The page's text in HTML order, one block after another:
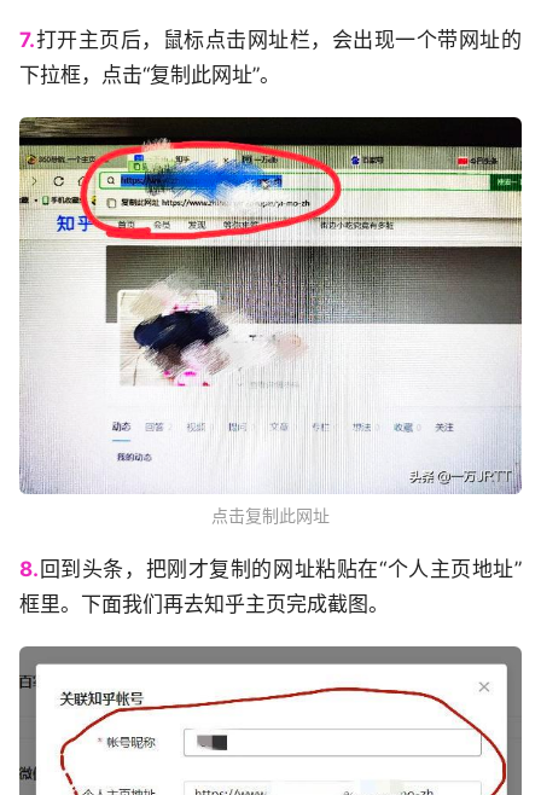
7.打开主页后，鼠标点击网址栏，会出现一个带网址的
下拉框，点击“复制此网址”。
点击复制此网址
8. 回到头条，把刚才复制的网址粘贴在“个人主页地址”
框里。下面我们再去知乎主页完成截图。